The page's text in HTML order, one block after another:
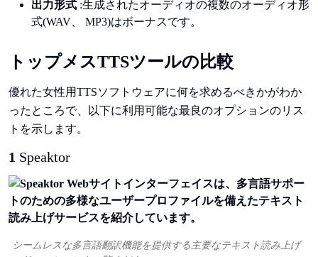
出力形式 :生成されたオーディオの複数のオーディオ形
式(WAV、 MP3)はボーナスです。
トップメスTTSツールの比較
優れた女性用TTSソフトウェアに何を求めるべきかがわか
ったところで、以下に利用可能な最良のオプションのリス
トを示します。
1 Speaktor
シームレスな多言語翻訳機能を提供する主要なテキスト読み上げ